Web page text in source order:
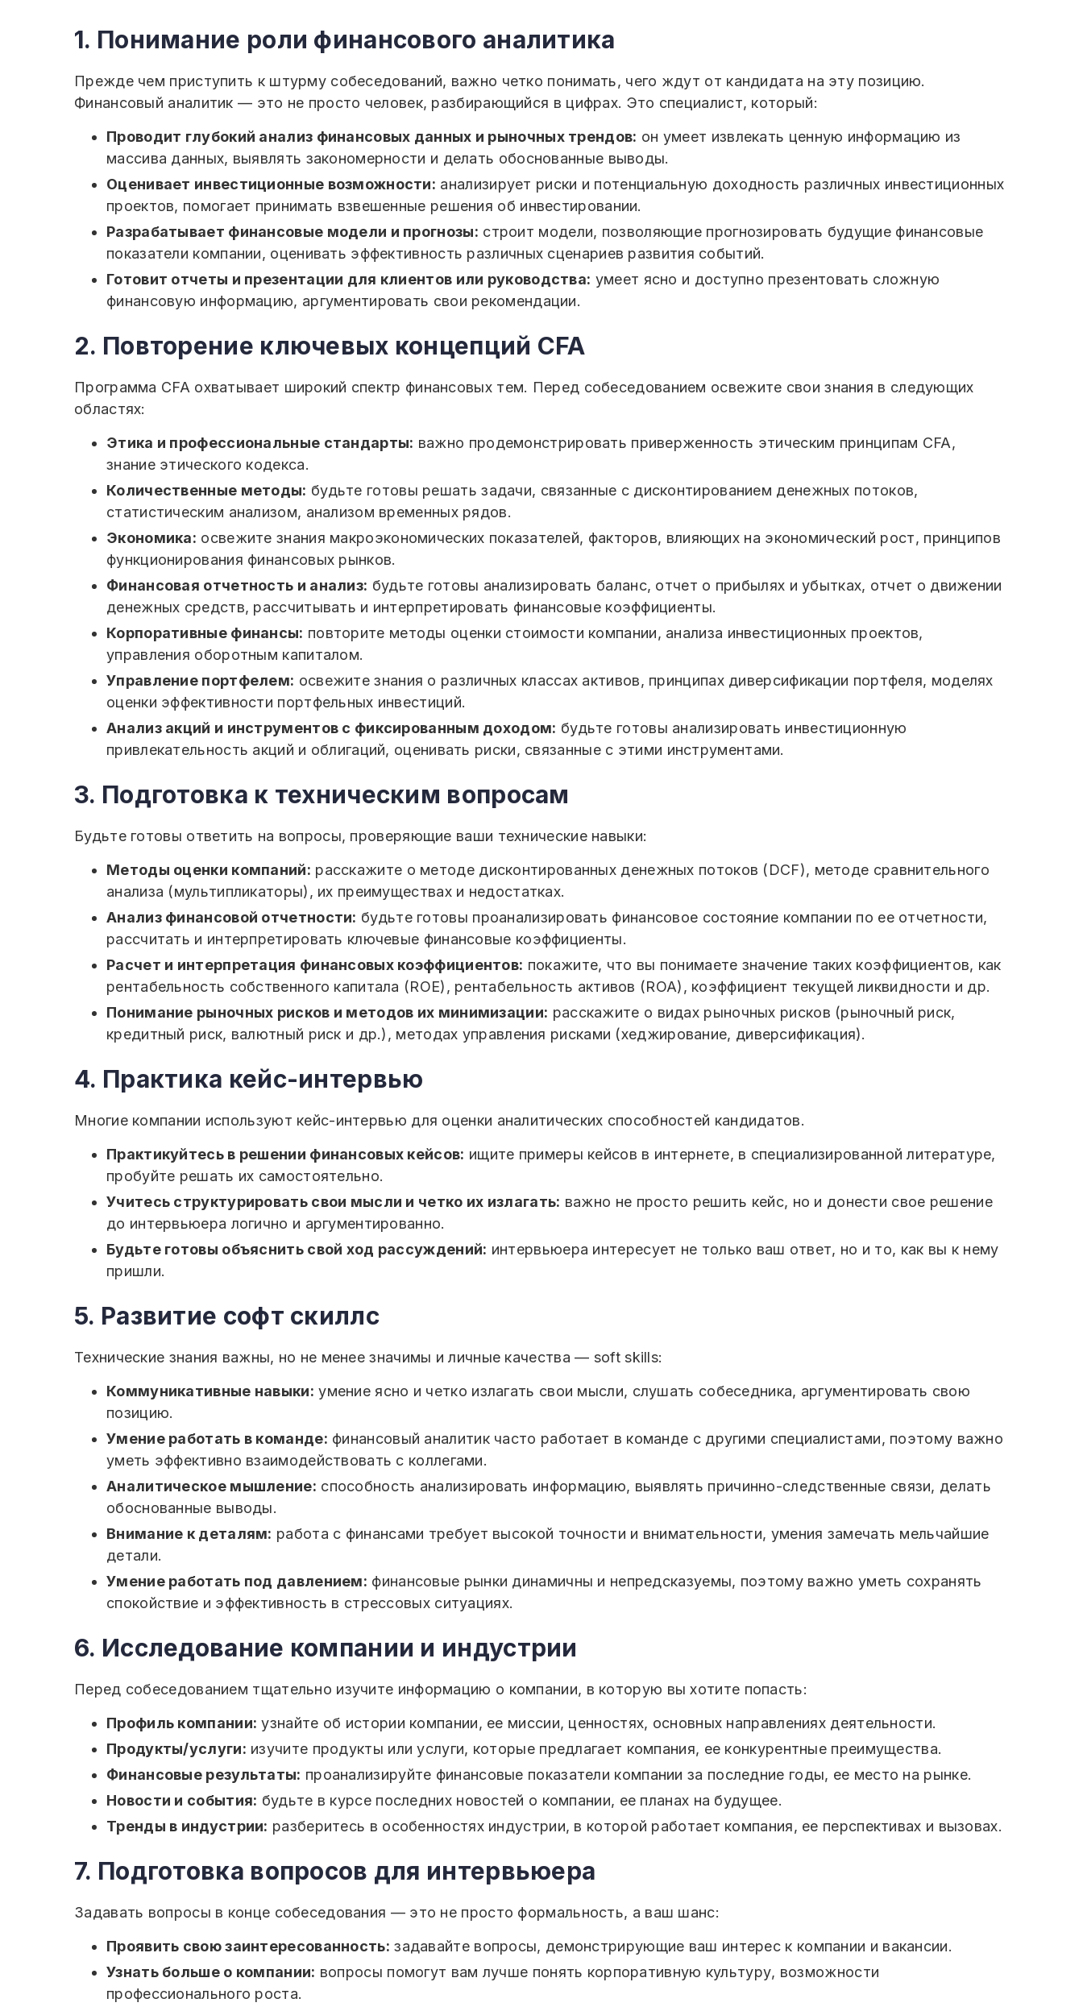
1. Понимание роли финансового аналитика
Прежде чем приступить к штурму собеседований, важно четко понимать, чего ждут от кандидата на эту позицию.
Финансовый аналитик — это не просто человек, разбирающийся в цифрах. Это специалист, который:
Проводит глубокий анализ финансовых данных и рыночных трендов: он умеет извлекать ценную информацию из
массива данных, выявлять закономерности и делать обоснованные выводы.
Оценивает инвестиционные возможности: анализирует риски и потенциальную доходность различных инвестиционных
проектов, помогает принимать взвешенные решения об инвестировании.
Разрабатывает финансовые модели и прогнозы: строит модели, позволяющие прогнозировать будущие финансовые
показатели компании, оценивать эффективность различных сценариев развития событий.
Готовит отчеты и презентации для клиентов или руководства: умеет ясно и доступно презентовать сложную
финансовую информацию, аргументировать свои рекомендации.
2. Повторение ключевых концепций CFA
Программа CFA охватывает широкий спектр финансовых тем. Перед собеседованием освежите свои знания в следующих
областях:
Этика и профессиональные стандарты: важно продемонстрировать приверженность этическим принципам CFA,
знание этического кодекса.
Количественные методы: будьте готовы решать задачи, связанные с дисконтированием денежных потоков,
статистическим анализом, анализом временных рядов.
Экономика: освежите знания макроэкономических показателей, факторов, влияющих на экономический рост, принципов
функционирования финансовых рынков.
Финансовая отчетность и анализ: будьте готовы анализировать баланс, отчет о прибылях и убытках, отчет о движении
денежных средств, рассчитывать и интерпретировать финансовые коэффициенты.
Корпоративные финансы: повторите методы оценки стоимости компании, анализа инвестиционных проектов,
управления оборотным капиталом.
Управление портфелем: освежите знания о различных классах активов, принципах диверсификации портфеля, моделях
оценки эффективности портфельных инвестиций.
Анализ акций и инструментов с фиксированным доходом: будьте готовы анализировать инвестиционную
привлекательность акций и облигаций, оценивать риски, связанные с этими инструментами.
3. Подготовка к техническим вопросам
Будьте готовы ответить на вопросы, проверяющие ваши технические навыки:
Методы оценки компаний: расскажите о методе дисконтированных денежных потоков (DCF), методе сравнительного
анализа (мультипликаторы), их преимуществах и недостатках.
Анализ финансовой отчетности: будьте готовы проанализировать финансовое состояние компании по ее отчетности,
рассчитать и интерпретировать ключевые финансовые коэффициенты.
Расчет и интерпретация финансовых коэффициентов: покажите, что вы понимаете значение таких коэффициентов, как
рентабельность собственного капитала (ROE), рентабельность активов (ROA), коэффициент текущей ликвидности и др.
Понимание рыночных рисков и методов их минимизации: расскажите о видах рыночных рисков (рыночный риск,
кредитный риск, валютный риск и др.), методах управления рисками (хеджирование, диверсификация).
4. Практика кейс-интервью
Многие компании используют кейс-интервью для оценки аналитических способностей кандидатов.
Практикуйтесь в решении финансовых кейсов: ищите примеры кейсов в интернете, в специализированной литературе,
пробуйте решать их самостоятельно.
Учитесь структурировать свои мысли и четко их излагать: важно не просто решить кейс, но и донести свое решение
до интервьюера логично и аргументированно.
Будьте готовы объяснить свой ход рассуждений: интервьюера интересует не только ваш ответ, но и то, как вы к нему
пришли.
5. Развитие софт скиллс
Технические знания важны, но не менее значимы и личные качества — soft skills:
Коммуникативные навыки: умение ясно и четко излагать свои мысли, слушать собеседника, аргументировать свою
позицию.
Умение работать в команде: финансовый аналитик часто работает в команде с другими специалистами, поэтому важно
уметь эффективно взаимодействовать с коллегами.
Аналитическое мышление: способность анализировать информацию, выявлять причинно-следственные связи, делать
обоснованные выводы.
Внимание к деталям: работа с финансами требует высокой точности и внимательности, умения замечать мельчайшие
детали.
Умение работать под давлением: финансовые рынки динамичны и непредсказуемы, поэтому важно уметь сохранять
спокойствие и эффективность в стрессовых ситуациях.
6. Исследование компании и индустрии
Перед собеседованием тщательно изучите информацию о компании, в которую вы хотите попасть:
Профиль компании: узнайте об истории компании, ее миссии, ценностях, основных направлениях деятельности.
Продукты/услуги: изучите продукты или услуги, которые предлагает компания, ее конкурентные преимущества.
Финансовые результаты: проанализируйте финансовые показатели компании за последние годы, ее место на рынке.
Новости и события: будьте в курсе последних новостей о компании, ее планах на будущее.
Тренды в индустрии: разберитесь в особенностях индустрии, в которой работает компания, ее перспективах и вызовах.
7. Подготовка вопросов для интервьюера
Задавать вопросы в конце собеседования — это не просто формальность, а ваш шанс:
Проявить свою заинтересованность: задавайте вопросы, демонстрирующие ваш интерес к компании и вакансии.
Узнать больше о компании: вопросы помогут вам лучше понять корпоративную культуру, возможности
профессионального роста.